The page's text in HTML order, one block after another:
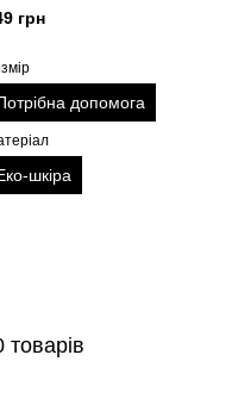
грн
допомога
шкіра